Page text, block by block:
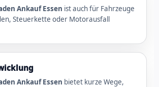
Ankauf Essen ist auch für Fahrzeuge
Steuerkette oder Motorausfall
Ankauf Essen bietet kurze Wege,